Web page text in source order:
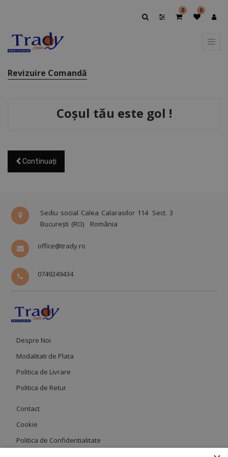
0 0
Revizuire Comandă
Coșul tău este gol !
Continuați
Sediu social Calea Calarasilor 114 Sect. 3
București (RO)
România
office@trady.ro
0749249434
Despre Noi
Modalitati de Plata
Politica de Livrare
Politica de Retur
Contact
Cookie
Politica de Confidentialitate